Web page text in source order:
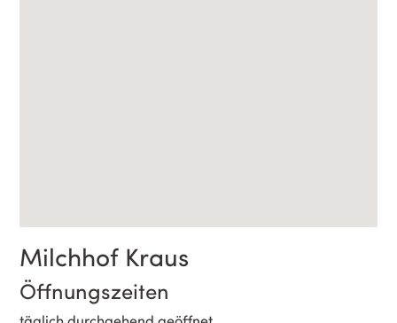
Milchhof Kraus
Öffnungszeiten